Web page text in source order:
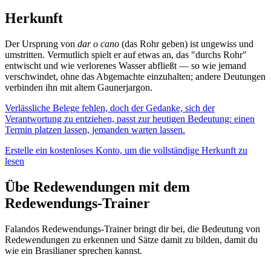
Herkunft
Der Ursprung von dar o cano (das Rohr geben) ist ungewiss und
umstritten. Vermutlich spielt er auf etwas an, das "durchs Rohr"
entwischt und wie verlorenes Wasser abfließt — so wie jemand
verschwindet, ohne das Abgemachte einzuhalten; andere Deutungen
verbinden ihn mit altem Gaunerjargon.
Verlässliche Belege fehlen, doch der Gedanke, sich der
Verantwortung zu entziehen, passt zur heutigen Bedeutung: einen
Termin platzen lassen, jemanden warten lassen.
Erstelle ein kostenloses Konto, um die vollständige Herkunft zu
lesen
Übe Redewendungen mit dem
Redewendungs-Trainer
Falandos Redewendungs-Trainer bringt dir bei, die Bedeutung von
Redewendungen zu erkennen und Sätze damit zu bilden, damit du
wie ein Brasilianer sprechen kannst.